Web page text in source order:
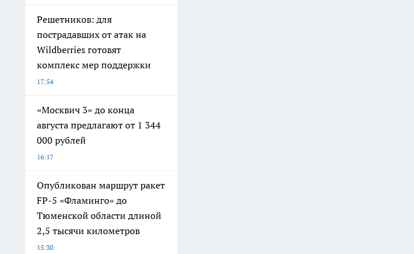
Решетников: для
пострадавших от атак на
Wildberries готовят
комплекс мер поддержки
17:54
«Москвич 3» до конца
августа предлагают от 1 344
000 рублей
16:17
Опубликован маршрут ракет
FP-5 «Фламинго» до
Тюменской области длиной
2,5 тысячи километров
15:30